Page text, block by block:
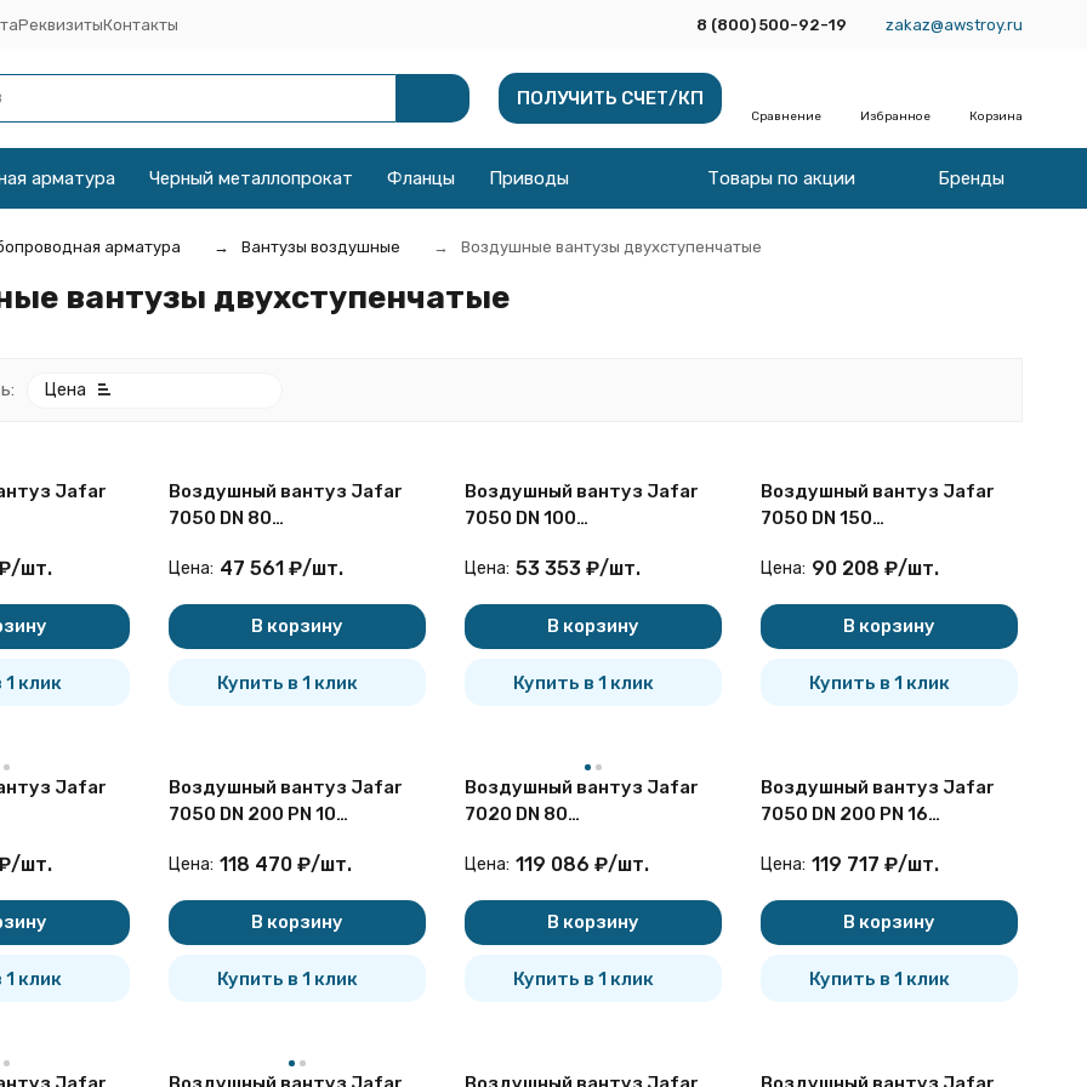
РеквизитыКонтакты 8 (800) 500-92-19 zakaz@awstroy.ru
ПОЛУЧИТЬ СЧЕТ/КП
Сравнение Избранное Корзина
арматура Черный металлопрокат Фланцы Приводы Товары по акции Бренды
арматура Вантузы воздушные Воздушные вантузы двухступенчатые
вантузы двухступенчатые
Цена
покупателей
Jafar
/шт.
клик
Воздушный вантуз Jafar
7050 DN 80
фланцевый
Цена: 47 561 ₽/шт.
В корзину
Купить в 1 клик
Воздушный вантуз Jafar
7050 DN 100
фланцевый
Цена: 53 353 ₽/шт.
В корзину
Купить в 1 клик
Воздушный вантуз Jafar
7050 DN 150
фланцевый
Цена: 90 208 ₽/шт.
В корзину
Купить в 1 клик
Jafar
/шт.
клик
Воздушный вантуз Jafar
7050 DN 200 PN 10
фланцевый
Цена: 118 470 ₽/шт.
В корзину
Купить в 1 клик
Воздушный вантуз Jafar
7020 DN 80
канализационный
Цена: 119 086 ₽/шт.
В корзину
Купить в 1 клик
Воздушный вантуз Jafar
7050 DN 200 PN 16
фланцевый
Цена: 119 717 ₽/шт.
В корзину
Купить в 1 клик